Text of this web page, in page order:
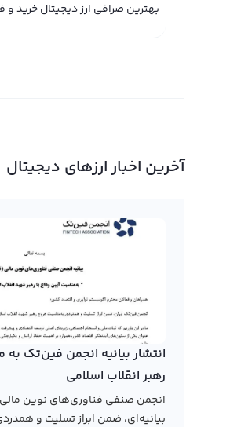
بهترین صرافی ارز دیجیتال خرید
آخرین اخبار ارزهای دیجیتال
انتشار بیانیه انجمن فین‌تک به
رهبر انقلاب اسلامی
انجمن صنفی فناوری‌های نوین
بیانیه‌ای، ضمن ابراز تسلیت و